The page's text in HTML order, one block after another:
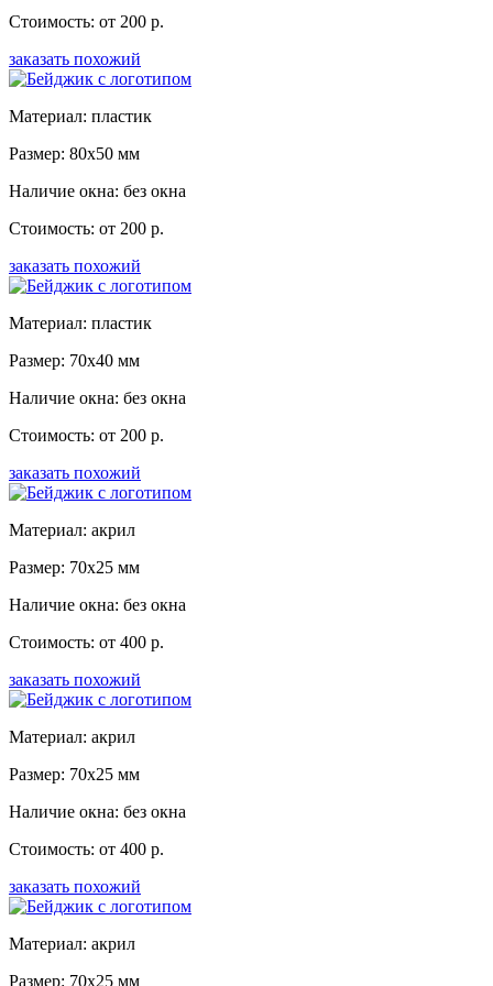
Стоимость: от 200 р.
заказать похожий
Материал: пластик
Размер: 80x50 мм
Наличие окна: без окна
Стоимость: от 200 р.
заказать похожий
Материал: пластик
Размер: 70x40 мм
Наличие окна: без окна
Стоимость: от 200 р.
заказать похожий
Материал: акрил
Размер: 70x25 мм
Наличие окна: без окна
Стоимость: от 400 р.
заказать похожий
Материал: акрил
Размер: 70x25 мм
Наличие окна: без окна
Стоимость: от 400 р.
заказать похожий
Материал: акрил
Размер: 70x25 мм